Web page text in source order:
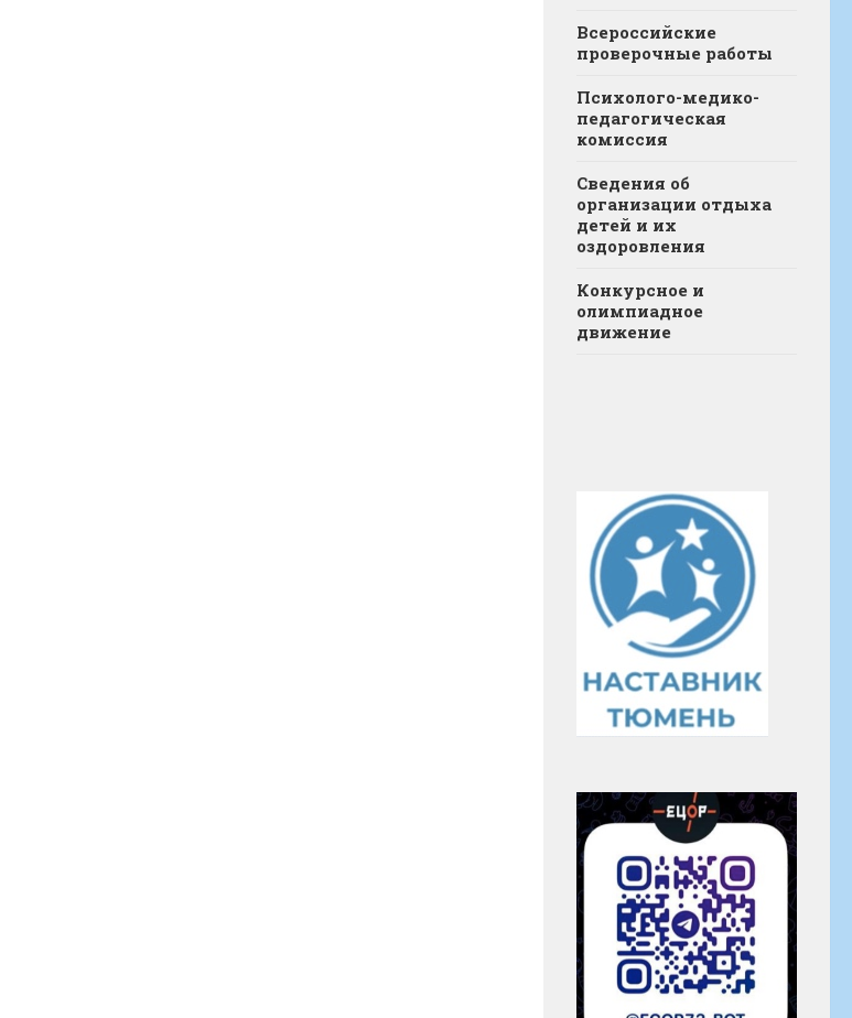
Всероссийские
проверочные работы
Психолого-медико-
педагогическая
комиссия
Сведения об
организации отдыха
детей и их
оздоровления
Конкурсное и
олимпиадное
движение